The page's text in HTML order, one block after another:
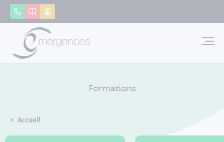
AppelerCatalogue
Formations
Accueil
Panneau de gestion des cookies